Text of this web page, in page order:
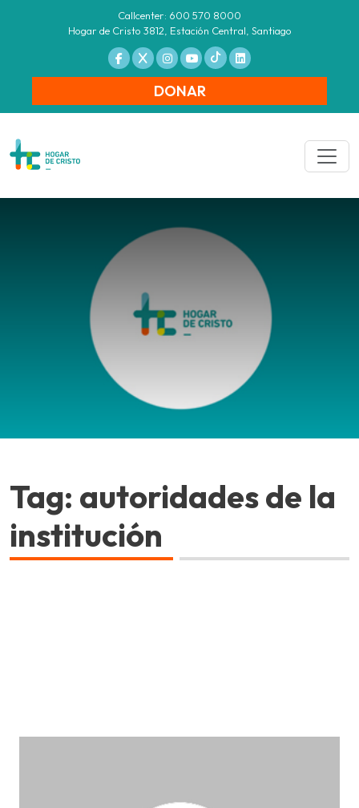
Callcenter: 600 570 8000
Hogar de Cristo 3812, Estación Central, Santiago
DONAR
Tag: autoridades de la
institución